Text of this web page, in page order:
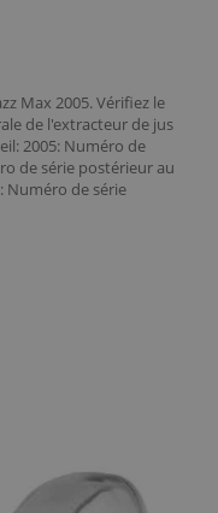
Max 2005. Vérifiez le
de l'extracteur de jus
2005: Numéro de
de série postérieur au
Numéro de série